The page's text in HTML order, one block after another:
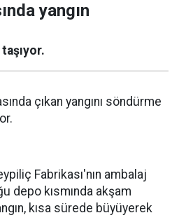
yangın
çıkan yangını söndürme
Fabrikası'nın ambalaj
depo kısmında akşam
kısa sürede büyüyerek